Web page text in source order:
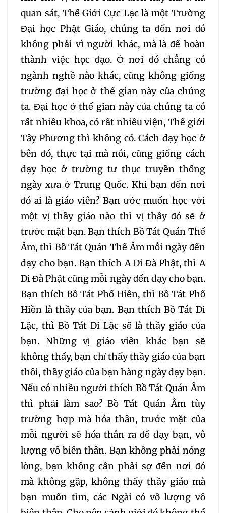
157
161 162
164 165 166 167
168 169 170 171
172 173 174 175
176 177 178 179
180 181 182 183
184 185 186 187
188 189 190 191
192 193 194 195
196 197 198 199
200 201 202
203 204 205
206 208
209 210 211 212
213
217 218 219 220
quan sát, Thế Giới Cực Lạc là một Trường
Đại học Phật Giáo, chúng ta đến nơi đó
không phải vì người khác, mà là để hoàn
thành việc học đạo. Ở nơi đó chẳng có
ngành nghề nào khác, cũng không giống
trường đại học ở thế gian này của chúng
ta. Đại học ở thế gian này của chúng ta có
rất nhiều khoa, có rất nhiều viện, Thế giới
Tây Phương thì không có. Cách dạy học ở
bên đó, thực tại mà nói, cũng giống cách
dạy học ở trường tư thục truyền thống
ngày xưa ở Trung Quốc. Khi bạn đến nơi
đó ai là giáo viên? Bạn ước muốn học với
một vị thầy giáo nào thì vị thầy đó sẽ ở
trước mặt bạn. Bạn thích Bồ Tát Quán Thế
Âm, thì Bồ Tát Quán Thế Âm mỗi ngày đến
dạy cho bạn. Bạn thích A Di Đà Phật, thì A
Di Đà Phật cũng mỗi ngày đến dạy cho bạn.
Bạn thích Bồ Tát Phổ Hiền, thì Bồ Tát Phổ
Hiền là thầy của bạn. Bạn thích Bồ Tát Di
Lặc, thì Bồ Tát Di Lặc sẽ là thầy giáo của
bạn. Những vị giáo viên khác bạn sẽ
không thấy, bạn chỉ thấy thầy giáo của bạn
thôi, thầy giáo của bạn hàng ngày dạy bạn.
Nếu có nhiều người thích Bồ Tát Quán Âm
thì phải làm sao? Bồ Tát Quán Âm tùy
trường hợp mà hóa thân, trước mặt của
mỗi người sẽ hóa thân ra để dạy bạn, vô
lượng vô biên thân. Bạn không phải nóng
lòng, bạn không cần phải sợ đến nơi đó
mà không gặp, không thấy thầy giáo mà
bạn muốn tìm, các Ngài có vô lượng vô